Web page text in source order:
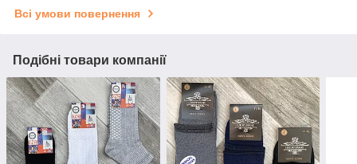
Всі умови повернення
Подібні товари компанії